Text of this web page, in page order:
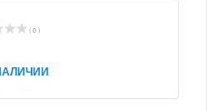
( 0 )